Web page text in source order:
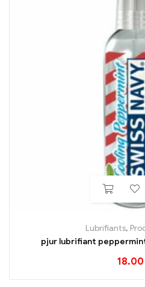
Lubrifiants,
pjur lubrifiant
18.00